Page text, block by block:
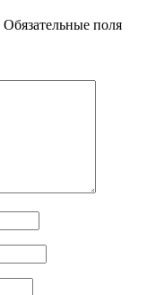
Обязательные поля